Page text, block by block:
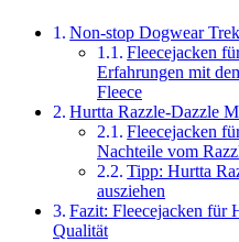
Non-stop Dogwear
Fleecejacken
Erfahrungen mit
Fleece
Hurtta Razzle-Dazzle
Fleecejacken
Nachteile vom
Tipp: Hurtta
ausziehen
Fazit: Fleecejacken für
Qualität